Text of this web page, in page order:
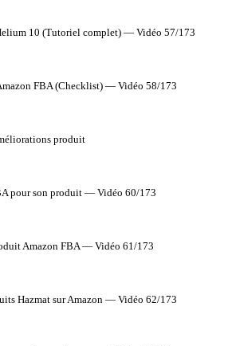
10 (Tutoriel complet) — Vidéo 57/173
FBA (Checklist) — Vidéo 58/173
produit
pour son produit — Vidéo 60/173
Amazon FBA — Vidéo 61/173
Hazmat sur Amazon — Vidéo 62/173